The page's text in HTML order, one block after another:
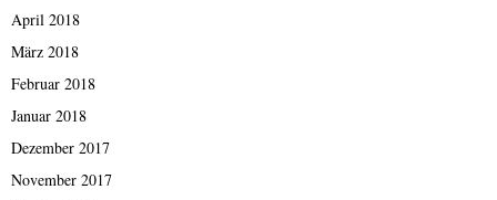
April 2018
März 2018
Februar 2018
Januar 2018
Dezember 2017
November 2017